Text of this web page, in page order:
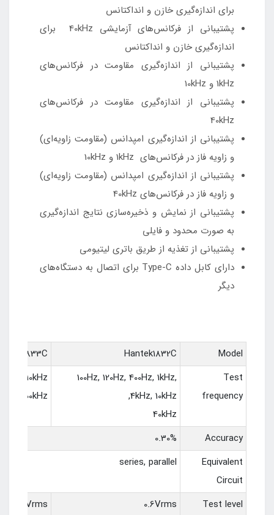
برای اندازه‌گیری خازن و انداکتانس
پشتیبانی از فرکانس‌های آزمایشی 40kHz برای
اندازه‌گیری خازن و انداکتانس
پشتیبانی از اندازه‌گیری مقاومت در فرکانس‌های
1kHz و 10kHz
پشتیبانی از اندازه‌گیری مقاومت در فرکانس‌های
40kHz
پشتیبانی از اندازه‌گیری امپدانس (مقاومت زاویه‌ای)
و زاویه فاز در فرکانس‌های 1kHz و 10kHz
پشتیبانی از اندازه‌گیری امپدانس (مقاومت زاویه‌ای)
و زاویه فاز در فرکانس‌های 40kHz
پشتیبانی از نمایش و ذخیره‌سازی نتایج اندازه‌گیری
به صورت محدود و فایلی
پشتیبانی از تغذیه از طریق باتری لیتیومی
دارای کابل داده Type-C برای اتصال به دستگاه‌های
دیگر
Model
Hantek1832C
Test
frequency
100Hz, 120Hz, 400Hz, 1kHz,
4kHz, 10kHz,
40kHz
10kHz,
100kHz
Accuracy
0.30%
Equivalent
Circuit
series, parallel
Test level
0.6Vrms
0.3Vrms